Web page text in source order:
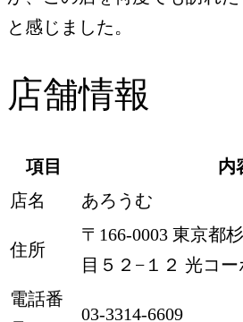
と感じました。
店舗情報
項目
内
店名
あろうむ
住所
〒166-0003 東京都
目５２−１２ 光コー
電話番
03-3314-6609